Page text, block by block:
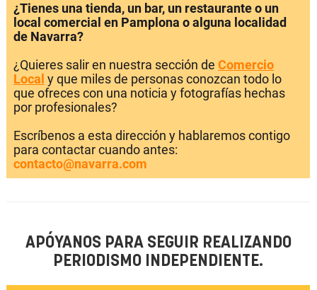
¿Tienes una tienda, un bar, un restaurante o un
local comercial en Pamplona o alguna localidad
de Navarra?
¿Quieres salir en nuestra sección de Comercio
Local y que miles de personas conozcan todo lo
que ofreces con una noticia y fotografías hechas
por profesionales?
Escríbenos a esta dirección y hablaremos contigo
para contactar cuando antes:
contacto@navarra.com
APÓYANOS PARA SEGUIR REALIZANDO
PERIODISMO INDEPENDIENTE.